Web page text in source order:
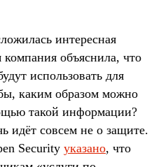
интересная
объяснила, что
использовать для
каким образом можно
такой информации?
идёт совсем не о защите.
Security указано, что